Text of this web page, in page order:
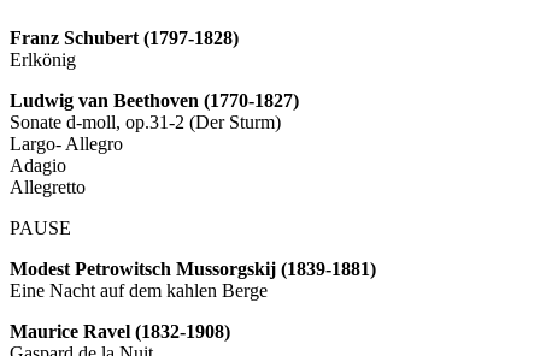
Franz Schubert (1797-1828)
Erlkönig
Ludwig van Beethoven (1770-1827)
Sonate d-moll, op.31-2 (Der Sturm)
Largo- Allegro
Adagio
Allegretto
PAUSE
Modest Petrowitsch Mussorgskij (1839-1881)
Eine Nacht auf dem kahlen Berge
Maurice Ravel (1832-1908)